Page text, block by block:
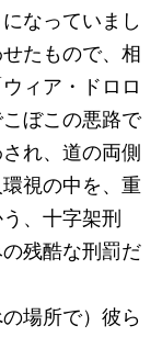
なっていまし
たもので、相
ィア・ドロロ
ぼこの悪路で
れ、道の両側
視の中を、重
、十字架刑
残酷な刑罰だ
場所で）彼ら